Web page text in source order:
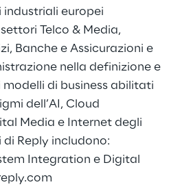
europei
Telco & Media,
Banche e Assicurazioni e
nella definizione e
modelli di business abilitati
dell’AI, Cloud
Media e Internet degli
Reply includono:
Integration e Digital